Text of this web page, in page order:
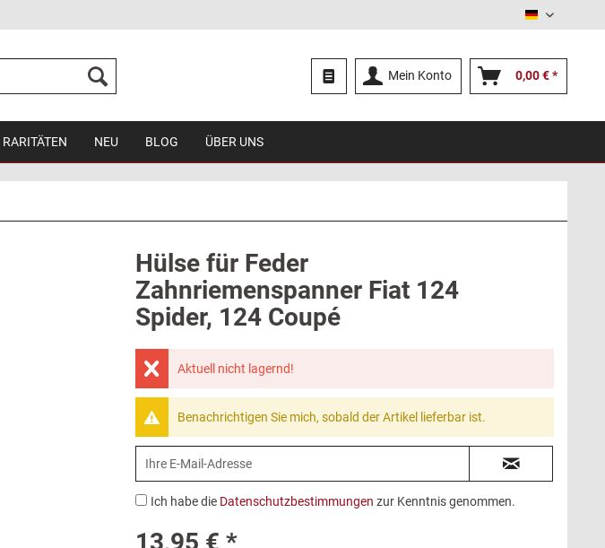
Deutsch
Mein Konto 0,00 € *
RARITÄTEN NEU BLOG ÜBER UNS
Hülse für Feder
Zahnriemenspanner Fiat 124
Spider, 124 Coupé
Aktuell nicht lagernd!
Benachrichtigen Sie mich, sobald der Artikel lieferbar ist.
Ich habe die Datenschutzbestimmungen zur Kenntnis genommen.